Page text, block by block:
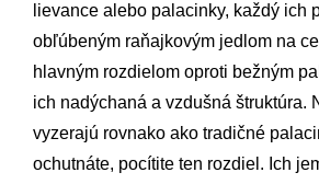
lievance alebo palacinky, každý ich
obľúbeným raňajkovým jedlom na
hlavným rozdielom oproti bežným
ich nadýchaná a vzdušná štruktúra.
vyzerajú rovnako ako tradičné
ochutnáte, pocítite ten rozdiel. Ich